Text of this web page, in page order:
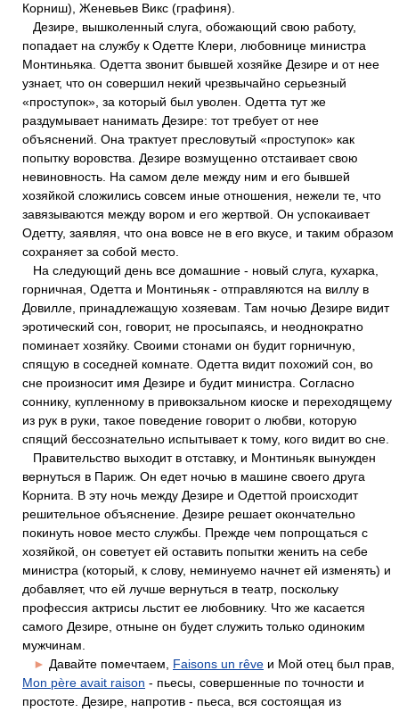
Корниш), Женевьев Викс (графиня).
Дезире, вышколенный слуга, обожающий свою работу,
попадает на службу к Одетте Клери, любовнице министра
Монтиньяка. Одетта звонит бывшей хозяйке Дезире и от нее
узнает, что он совершил некий чрезвычайно серьезный
«проступок», за который был уволен. Одетта тут же
раздумывает нанимать Дезире: тот требует от нее
объяснений. Она трактует пресловутый «проступок» как
попытку воровства. Дезире возмущенно отстаивает свою
невиновность. На самом деле между ним и его бывшей
хозяйкой сложились совсем иные отношения, нежели те, что
завязываются между вором и его жертвой. Он успокаивает
Одетту, заявляя, что она вовсе не в его вкусе, и таким образом
сохраняет за собой место.
На следующий день все домашние - новый слуга, кухарка,
горничная, Одетта и Монтиньяк - отправляются на виллу в
Довилле, принадлежащую хозяевам. Там ночью Дезире видит
эротический сон, говорит, не просыпаясь, и неоднократно
поминает хозяйку. Своими стонами он будит горничную,
спящую в соседней комнате. Одетта видит похожий сон, во
сне произносит имя Дезире и будит министра. Согласно
соннику, купленному в привокзальном киоске и переходящему
из рук в руки, такое поведение говорит о любви, которую
спящий бессознательно испытывает к тому, кого видит во сне.
Правительство выходит в отставку, и Монтиньяк вынужден
вернуться в Париж. Он едет ночью в машине своего друга
Корнита. В эту ночь между Дезире и Одеттой происходит
решительное объяснение. Дезире решает окончательно
покинуть новое место службы. Прежде чем попрощаться с
хозяйкой, он советует ей оставить попытки женить на себе
министра (который, к слову, неминуемо начнет ей изменять) и
добавляет, что ей лучше вернуться в театр, поскольку
профессия актрисы льстит ее любовнику. Что же касается
самого Дезире, отныне он будет служить только одиноким
мужчинам.
► Давайте помечтаем, Faisons un rêve и Мой отец был прав,
Mon père avait raison - пьесы, совершенные по точности и
простоте. Дезире, напротив - пьеса, вся состоящая из